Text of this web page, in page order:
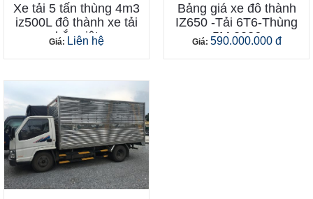
Xe tải 5 tấn thùng 4m3
iz500L đô thành xe tải
bắc việt
Giá: Liên hệ
Bảng giá xe đô thành
IZ650 -Tải 6T6-Thùng
5M 2026
Giá: 590.000.000 đ